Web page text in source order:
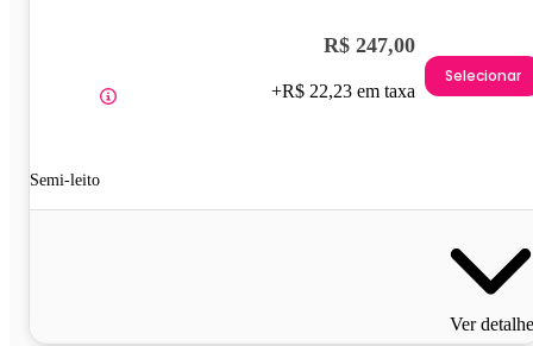
Semi-leito
R$ 247,00
+R$ 22,23 em taxa
Selecionar
Ver